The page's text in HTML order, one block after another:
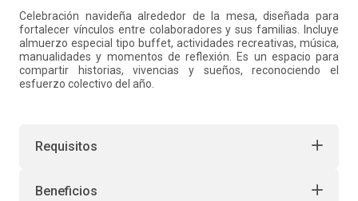
Celebración navideña alrededor de la mesa, diseñada para
fortalecer vínculos entre colaboradores y sus familias. Incluye
almuerzo especial tipo buffet, actividades recreativas, música,
manualidades y momentos de reflexión. Es un espacio para
compartir historias, vivencias y sueños, reconociendo el
esfuerzo colectivo del año.
Requisitos
Beneficios